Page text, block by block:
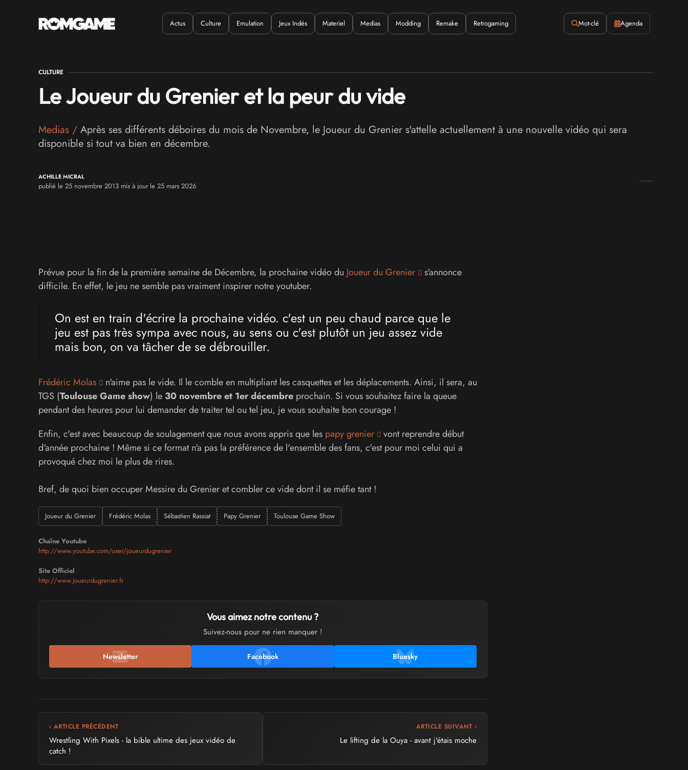
Quand ? Où ? Quoi ?
Actus Culture Emulation Jeux Indés Materiel Medias Modding Remake Retrogaming Mot-clé Agenda
CULTURE
Le Joueur du Grenier et la peur du vide
Medias/ Après ses différents déboires du mois de Novembre, le Joueur du Grenier s'attelle actuellement à une nouvelle vidéo qui sera
disponible si tout va bien en décembre.
ACHILLE MICRAL
publié le 25 novembre 2013 mis à jour le 25 mars 2026
Prévue pour la fin de la première semaine de Décembre, la prochaine vidéo du Joueur du Grenier
s'annonce
difficile. En effet, le jeu ne semble pas vraiment inspirer notre youtuber.
On est en train d'écrire la prochaine vidéo. c'est un peu chaud parce que le
jeu est pas très sympa avec nous, au sens ou c'est plutôt un jeu assez vide
mais bon, on va tâcher de se débrouiller.
Frédéric Molas
n'aime pas le vide. Il le comble en multipliant les casquettes et les déplacements. Ainsi, il sera, au
TGS (Toulouse Game show) le 30 novembre et 1er décembreprochain. Si vous souhaitez faire la queue
pendant des heures pour lui demander de traiter tel ou tel jeu, je vous souhaite bon courage !
Enfin, c'est avec beaucoup de soulagement que nous avons appris que les papy grenier
vont reprendre début
d'année prochaine ! Même si ce format n'a pas la préférence de l'ensemble des fans, c'est pour moi celui qui a
provoqué chez moi le plus de rires.
Bref, de quoi bien occuper Messire du Grenier et combler ce vide dont il se méfie tant !
Joueur du Grenier Frédéric Molas Sébastien Rassiat Papy Grenier Toulouse Game Show
Chaîne Youtube
http://www.youtube.com/user/joueurdugrenier
Site Officiel
http://www.joueurdugrenier.fr
Vous aimez notre contenu ?
Suivez-nous pour ne rien manquer !
Newsletter Facebook Bluesky
‹ ARTICLE PRÉCÉDENT
Wrestling With Pixels - la bible ultime des jeux vidéo de
catch !
ARTICLE SUIVANT ›
Le lifting de la Ouya - avant j'étais moche